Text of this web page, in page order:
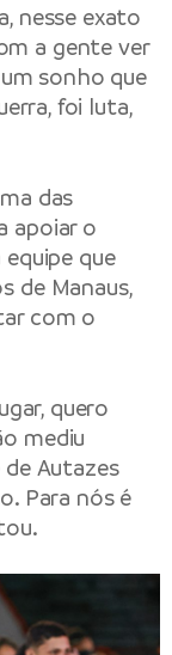
nesse exato
a gente ver
sonho que
foi luta,
das
apoiar o
que
de Manaus,
com o
quero
mediu
Autazes
Para nós é